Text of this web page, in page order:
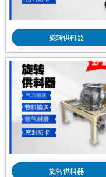
旋转供料器
旋转供料器